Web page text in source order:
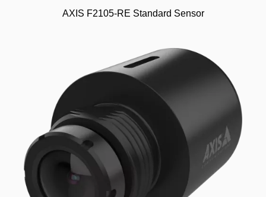
AXIS F2105-RE Standard Sensor